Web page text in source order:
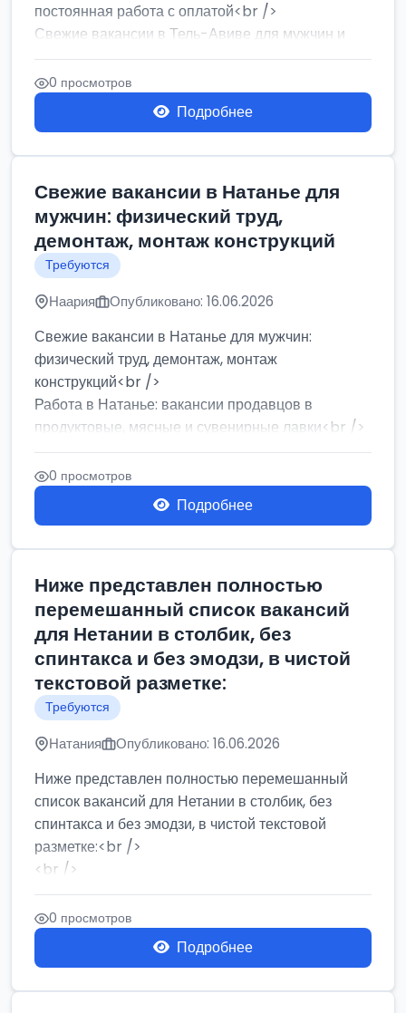
постоянная работа с оплатой<br />
Свежие вакансии в Тель-Авиве для мужчин и
женщин от хозя...
0 просмотров
Подробнее
Свежие вакансии в Натанье для
мужчин: физический труд,
демонтаж, монтаж конструкций
Требуются
Наария Опубликовано: 16.06.2026
Свежие вакансии в Натанье для мужчин:
физический труд, демонтаж, монтаж
конструкций<br />
Работа в Натанье: вакансии продавцов в
продуктовые, мясные и сувенирные лавки<br />
Разнорабочий на сборку м...
0 просмотров
Подробнее
Ниже представлен полностью
перемешанный список вакансий
для Нетании в столбик, без
спинтакса и без эмодзи, в чистой
текстовой разметке:
Требуются
Натания Опубликовано: 16.06.2026
Ниже представлен полностью перемешанный
список вакансий для Нетании в столбик, без
спинтакса и без эмодзи, в чистой текстовой
разметке:<br />
<br />
Работа в Нетании на мебельном производстве:
требу...
0 просмотров
Подробнее